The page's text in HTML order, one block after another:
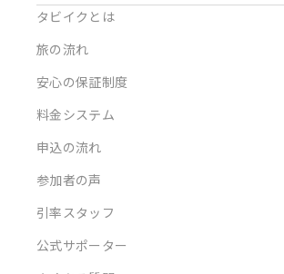
タビイクとは
旅の流れ
安心の保証制度
料金システム
申込の流れ
参加者の声
引率スタッフ
公式サポーター